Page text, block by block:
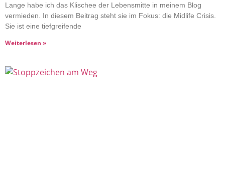
Lange habe ich das Klischee der Lebensmitte in meinem Blog
vermieden. In diesem Beitrag steht sie im Fokus: die Midlife Crisis.
Sie ist eine tiefgreifende
Weiterlesen »